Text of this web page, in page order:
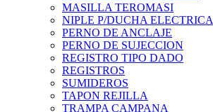
MASILLA TEROMASI
NIPLE P/DUCHA ELECTRICA
PERNO DE ANCLAJE
PERNO DE SUJECCION
REGISTRO TIPO DADO
REGISTROS
SUMIDEROS
TAPON REJILLA
TRAMPA CAMPANA